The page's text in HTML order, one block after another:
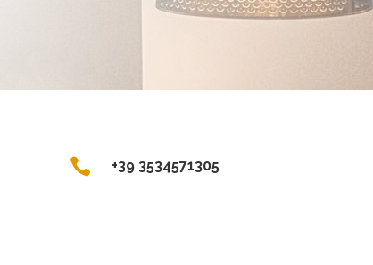
 +39 3534571305